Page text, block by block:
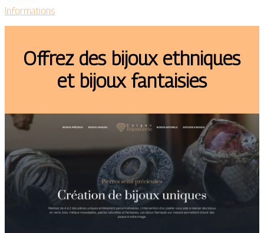
Informations
Offrez des bijoux ethniques
et bijoux fantaisies